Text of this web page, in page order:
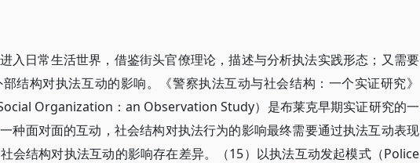
入日常生活世界，借鉴街头官僚理论，描述与分析执法实践形态；又需要
结构对执法互动的影响。《警察执法互动与社会结构：一个实证研究》
Organization：an Observation Study）是布莱克早期实证研究的一
种面对面的互动，社会结构对执法行为的影响最终需要通过执法互动表现
会结构对执法互动的影响存在差异。（15）以执法互动发起模式（Police